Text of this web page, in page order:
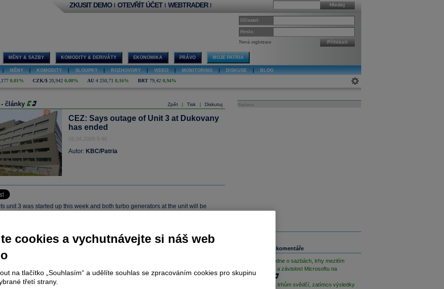
Hledej
ZKUSIT DEMO | OTEVŘÍT ÚČET | WEBTRADER |
Uživatel:
Heslo:
Nová registrace Přihlásit
MĚNY & SAZBY KOMODITY & DERIVÁTY EKONOMIKA PRÁVO MOJE PATRIA
MĚNY KOMODITY SLOUPKY ROZHOVORY VIDEO MONITORING DISKUSE BLOG
0,01% CZK/$ 20,942 0,08% AU 4 250,71 0,16% BRT 79,42 0,94%
Zpět Tisk Diskutuj
- články
CEZ: Says outage of Unit 3 at Dukovany
has ended
06.04.2009 8:46
Autor: KBC/Patria
unit 3 was started up this week and both turbo generators at the unit will be
Pluspřípadně uživatelům platformy Patria Direct. Pokud jste klientem
služeb, potom je nutné se
Reklama
Související komentáře
ČNB rozhodne o sazbách, trhy mezitím
sledují Írán a závislost Microsoftu na
OpenAI
Geopolitika trhům svědčí, zatímco výsledky
cookies a vychutnávejte si náš web
na tlačítko „Souhlasím“ a udělíte souhlas se zpracováním cookies pro skupinu
třetí strany.